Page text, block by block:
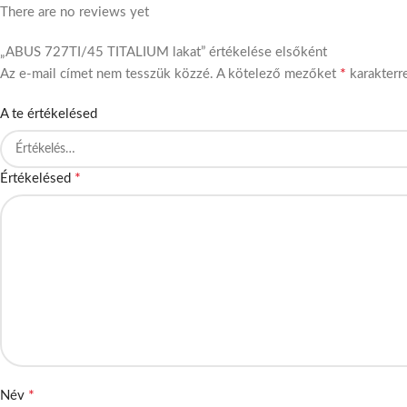
There are no reviews yet
„ABUS 727TI/45 TITALIUM lakat” értékelése elsőként
Az e-mail címet nem tesszük közzé. A kötelező mezőket *
A te értékelésed
Értékelésed *
Név *